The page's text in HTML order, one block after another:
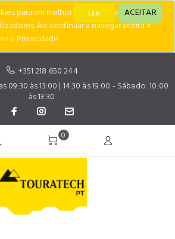
para um melhor desempenho e
Ao continuar a navegar aceita a
e Privacidade.
LER ACEITAR
+351 218 650 244
09:30 às 13:00 | 14:30 às 19:00 - Sábado: 10:00
às 13:30
0